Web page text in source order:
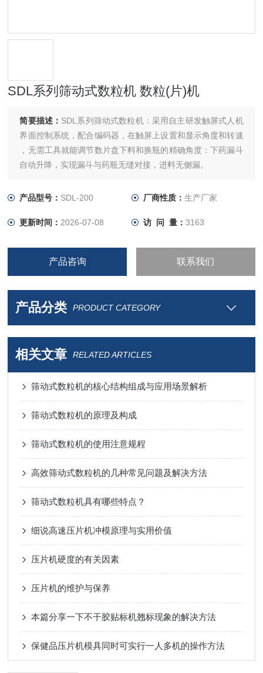
SDL系列筛动式数粒机 数粒(片)机
简要描述： SDL系列筛动式数粒机：采用自主研发触屏式人机
界面控制系统，配合编码器，在触屏上设置和显示角度和转速
，无需工具就能调节数片盘下料和换瓶的精确角度：下药漏斗
自动升降，实现漏斗与药瓶无缝对接，进料无侧漏。
产品型号： SDL-200 厂商性质： 生产厂家
更新时间： 2026-07-08 访 问 量： 3163
产品咨询 联系我们
产品分类 PRODUCT CATEGORY
相关文章 RELATED ARTICLES
筛动式数粒机的核心结构组成与应用场景解析
筛动式数粒机的原理及构成
筛动式数粒机的使用注意规程
高效筛动式数粒机的几种常见问题及解决方法
筛动式数粒机具有哪些特点？
细说高速压片机冲模原理与实用价值
压片机硬度的有关因素
压片机的维护与保养
本篇分享一下不干胶贴标机翘标现象的解决方法
保健品压片机模具同时可实行一人多机的操作方法